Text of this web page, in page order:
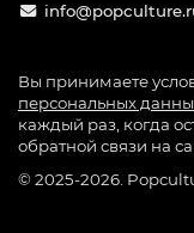
Вы принимаете
персональных
каждый раз, когда
обратной связи на
© 2025-2026.